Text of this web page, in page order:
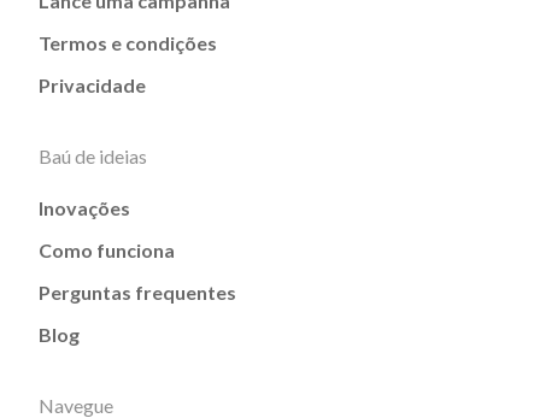
Termos e condições
Privacidade
Baú de ideias
Inovações
Como funciona
Perguntas frequentes
Blog
Navegue